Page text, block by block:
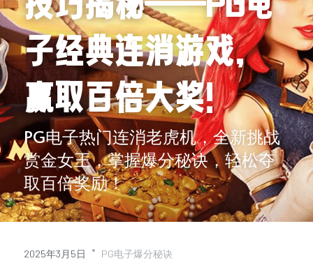
最新文章
品牌介绍
CQ9电子试玩
JDB电子试玩
搜索
查看平台活动
子经典连消游戏，
赢取百倍大奖！
PG电子热门连消老虎机，全新挑战
赏金女王，掌握爆分秘诀，轻松夺
取百倍奖励！
2025年3月5日 · PG电子爆分秘诀